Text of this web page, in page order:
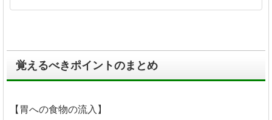
覚えるべきポイントのまとめ
【胃への食物の流入】